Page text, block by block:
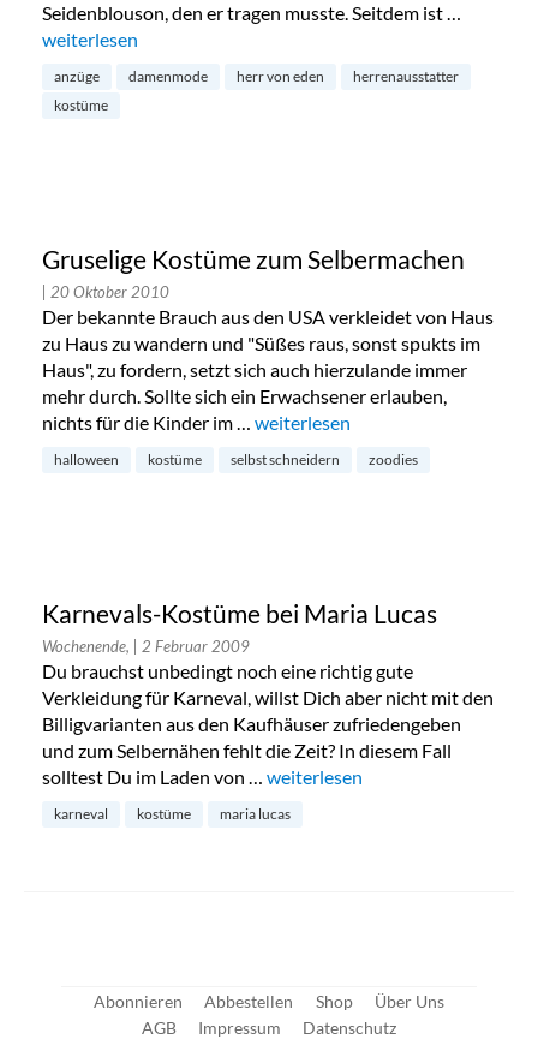
Seidenblouson, den er tragen musste. Seitdem ist …
„„Herr von Eden“ – Herren – und Damenausstatter“
weiterlesen
anzüge damenmode herr von eden
herrenausstatter
kostüme
Gruselige Kostüme zum Selbermachen
| 20 Oktober 2010
Der bekannte Brauch aus den USA verkleidet von Haus
zu Haus zu wandern und "Süßes raus, sonst spukts im
Haus", zu fordern, setzt sich auch hierzulande immer
mehr durch. Sollte sich ein Erwachsener erlauben,
nichts für die Kinder im … „Gruselige Kostüme zum
weiterlesen
halloween kostüme selbst schneidern zoodies
Karnevals-Kostüme bei Maria Lucas
Wochenende, | 2 Februar 2009
Du brauchst unbedingt noch eine richtig gute
Verkleidung für Karneval, willst Dich aber nicht mit den
Billigvarianten aus den Kaufhäuser zufriedengeben
und zum Selbernähen fehlt die Zeit? In diesem Fall
solltest Du im Laden von … „Karnevals-Kostüme bei Maria
weiterlesen
karneval kostüme maria lucas
Abonnieren Abbestellen Shop
Über Uns
AGB
Impressum Datenschutz